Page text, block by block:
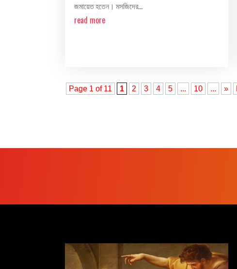
জমায়েত হতেন। মসজিদের...
read more
Page 1 of 11 1 2 3 4 5 ... 10 ... »